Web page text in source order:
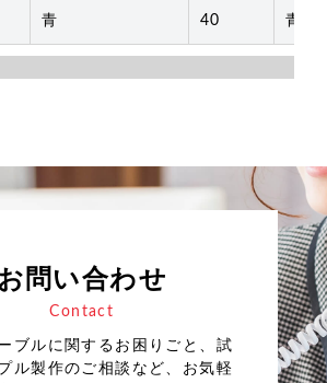
青 40 青
問い合わせ
Contact
ブルに関するお困りごと、試
ル製作のご相談など、お気軽